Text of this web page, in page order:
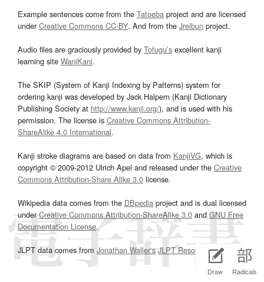
Draw Radicals
Example sentences come from the Tatoeba project and are licensed
underCreative Commons CC-BY. And from the Jreibun project.
Audio files are graciously provided by Tofugu’s excellent kanji
learning site WaniKani.
The SKIP (System of Kanji Indexing by Patterns) system for
ordering kanji was developed by Jack Halpern (Kanji Dictionary
Publishing Society at http://www.kanji.org/), and is used with his
permission. The license is Creative Commons Attribution-
ShareAlike 4.0 International.
Kanji stroke diagrams are based on data from KanjiVG, which is
copyright © 2009-2012 Ulrich Apel and released under the Creative
Commons Attribution-Share Alike 3.0 license.
Wikipedia data comes from the DBpedia project and is dual licensed
underCreative Commons Attribution-ShareAlike 3.0and GNU Free
Documentation License.
JLPT data comes from Jonathan Waller‘s JLPT Resourcespage.